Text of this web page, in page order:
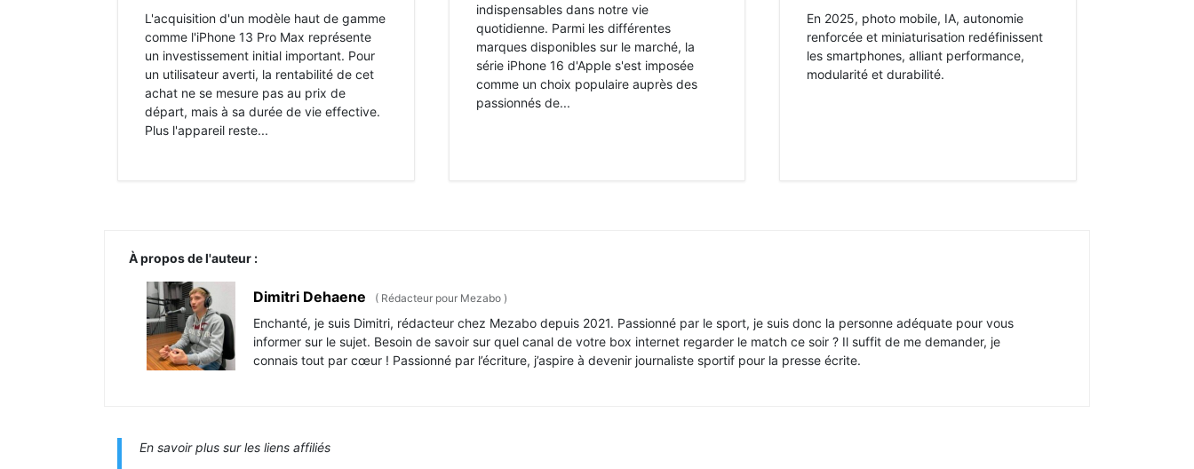
L'acquisition d'un modèle haut de gamme
comme l'iPhone 13 Pro Max représente
un investissement initial important. Pour
un utilisateur averti, la rentabilité de cet
achat ne se mesure pas au prix de
départ, mais à sa durée de vie effective.
Plus l'appareil reste...
indispensables dans notre vie
quotidienne. Parmi les différentes
marques disponibles sur le marché, la
série iPhone 16 d'Apple s'est imposée
comme un choix populaire auprès des
passionnés de...
En 2025, photo mobile, IA, autonomie
renforcée et miniaturisation redéfinissent
les smartphones, alliant performance,
modularité et durabilité.
À propos de l'auteur :
Dimitri Dehaene ( Rédacteur pour Mezabo )
Enchanté, je suis Dimitri, rédacteur chez Mezabo depuis 2021. Passionné par le sport, je suis donc la personne adéquate pour vous
informer sur le sujet. Besoin de savoir sur quel canal de votre box internet regarder le match ce soir ? Il suffit de me demander, je
connais tout par cœur ! Passionné par l’écriture, j’aspire à devenir journaliste sportif pour la presse écrite.
En savoir plus sur les liens affiliés